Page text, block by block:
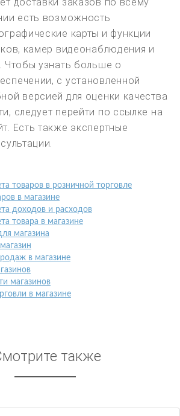
есть возможность
карты и функции
камер видеонаблюдения и
Чтобы узнать больше о
с установленной
версией для оценки качества
следует перейти по ссылке на
Есть также экспертные
товаров в розничной торговле
в магазине
доходов и расходов
товара в магазине
магазина
в магазине
магазинов
в магазине
также